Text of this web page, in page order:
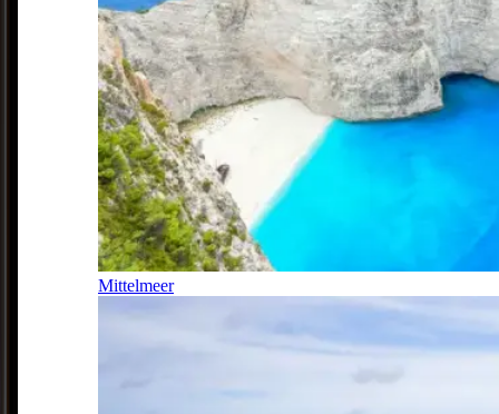
Mittelmeer